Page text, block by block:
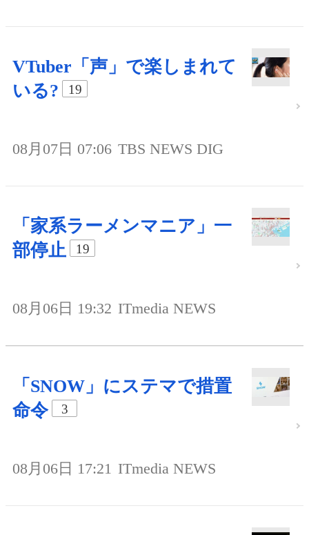
VTuber「声」で楽しまれて
いる?
19
08月07日 07:06 TBS NEWS DIG
「家系ラーメンマニア」一
部停止
19
08月06日 19:32 ITmedia NEWS
「SNOW」にステマで措置
命令
3
08月06日 17:21 ITmedia NEWS